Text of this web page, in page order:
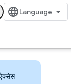
ऐक्सेस